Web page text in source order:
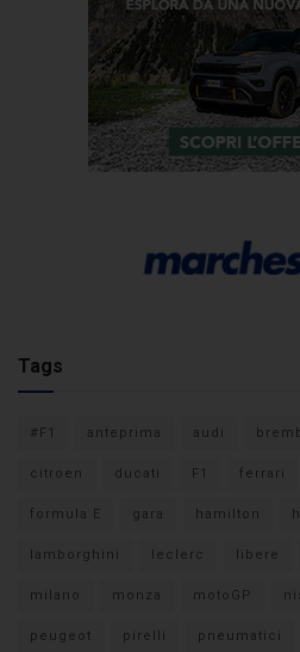
Tags
#F1 anteprima audi
citroen ducati F1 ferrari
formula E gara hamilton
lamborghini leclerc libere
milano monza motoGP
peugeot pirelli pneumatici